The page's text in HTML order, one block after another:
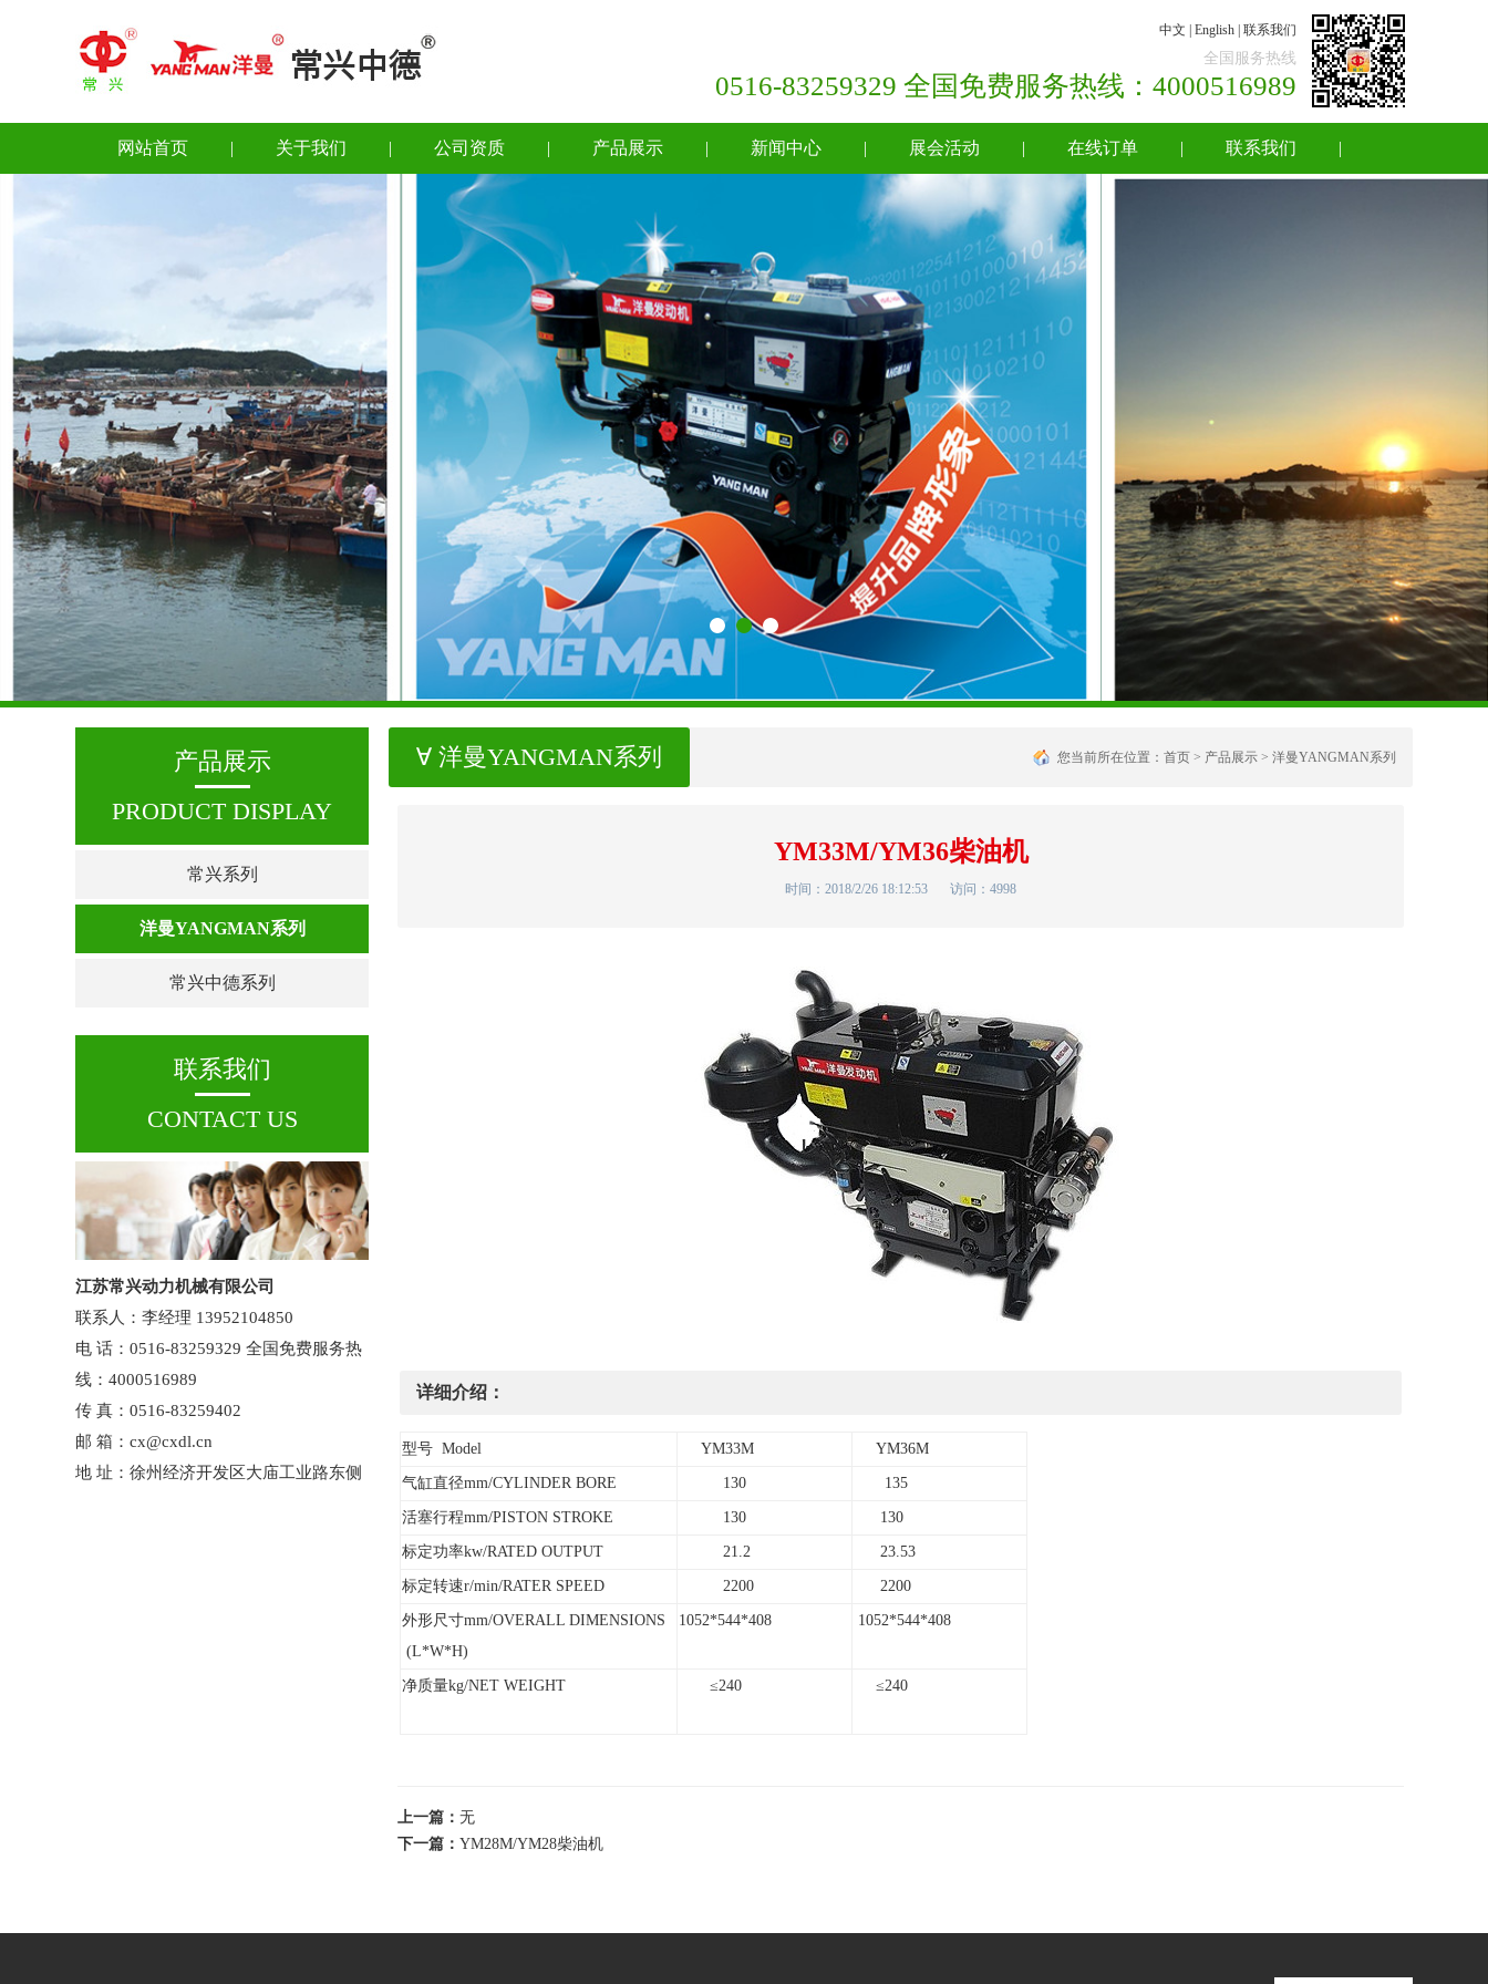
中文 English 联系我们
全国服务热线
0516-83259329 全国免费服务热线：4000516989
网站首页 | 关于我们 | 公司资质 | 产品展示 | 新闻中心 | 展会活动 | 在线订单 | 联系我们 |
产品展示
PRODUCT DISPLAY
常兴系列
洋曼YANGMAN系列
常兴中德系列
联系我们
CONTACT US
江苏常兴动力机械有限公司
联系人：李经理 13952104850
电 话：0516-83259329 全国免费服务热
线：4000516989
传 真：0516-83259402
邮 箱：cx@cxdl.cn
地 址：徐州经济开发区大庙工业路东侧
∀ 洋曼YANGMAN系列 您当前所在位置： 首页 > 产品展示 > 洋曼YANGMAN系列
YM33M/YM36柴油机
时间：2018/2/26 18:12:53 访问： 4998
详细介绍：
型号 Model YM33M YM36M
气缸直径mm/CYLINDER BORE 130 135
活塞行程mm/PISTON STROKE 130 130
标定功率kw/RATED OUTPUT 21.2 23.53
标定转速r/min/RATER SPEED 2200 2200
外形尺寸mm/OVERALL DIMENSIONS
(L*W*H)
1052*544*408 1052*544*408
净质量kg/NET WEIGHT ≤240 ≤240
上一篇： 无
下一篇： YM28M/YM28柴油机